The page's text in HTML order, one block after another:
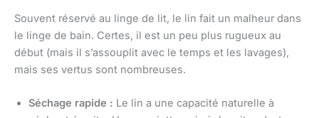
Souvent réservé au linge de lit, le lin fait un malheur dans
le linge de bain. Certes, il est un peu plus rugueux au
début (mais il s’assouplit avec le temps et les lavages),
mais ses vertus sont nombreuses.
Séchage rapide : Le lin a une capacité naturelle à